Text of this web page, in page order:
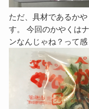
ただ、具材であるか
す。 今回のかやくは
ンなんじゃね？って感